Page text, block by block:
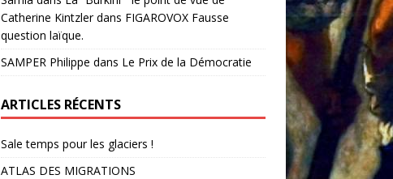
Catherine Kintzler dans FIGAROVOX Fausse
question laïque.
SAMPER Philippe dans Le Prix de la Démocratie
ARTICLES RÉCENTS
Sale temps pour les glaciers !
ATLAS DES MIGRATIONS